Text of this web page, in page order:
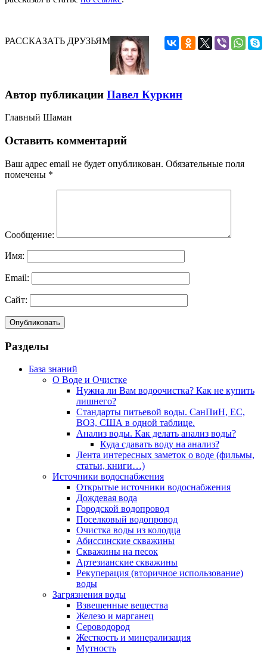
РАССКАЗАТЬ ДРУЗЬЯМ
Автор публикации Павел Куркин
Главный Шаман
Оставить комментарий
Ваш адрес email не будет опубликован. Обязательные поля
помечены *
Сообщение:
Имя:
Email:
Сайт:
Разделы
База знаний
О Воде и Очистке
Нужна ли Вам водоочистка? Как не купить
лишнего?
Стандарты питьевой воды. СанПиН, ЕС,
ВОЗ, США в одной таблице.
Анализ воды. Как делать анализ воды?
Куда сдавать воду на анализ?
Лента интересных заметок о воде (фильмы,
статьи, книги…)
Источники водоснабжения
Открытые источники водоснабжения
Дождевая вода
Городской водопровод
Поселковый водопровод
Очистка воды из колодца
Абиссинские скважины
Скважины на песок
Артезианские скважины
Рекуперация (вторичное использование)
воды
Загрязнения воды
Взвешенные вещества
Железо и марганец
Сероводород
Жесткость и минерализация
Мутность